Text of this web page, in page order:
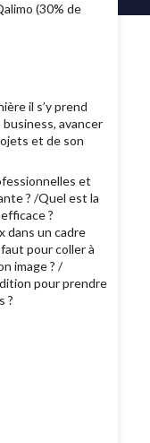
(30% de
il s’y prend
avancer
et de son
et
? /Quel est la
?
dans un cadre
pour coller à
image ? /
pour prendre
?